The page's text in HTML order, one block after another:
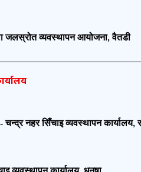
जलस्रोत व्यवस्थापन आयोजना,वैतडी
चन्द्र नहर सिँचाइ व्यवस्थापन कार्यालय,